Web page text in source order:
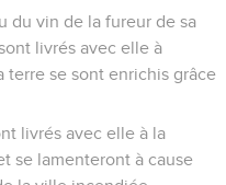
du vin de la fureur de sa
livrés avec elle à
terre se sont enrichis grâce
livrés avec elle à la
se lamenteront à cause